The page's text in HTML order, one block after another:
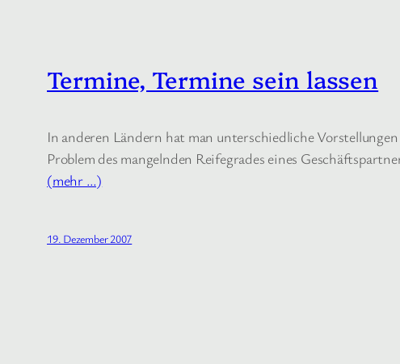
Termine, Termine sein lassen
In anderen Ländern hat man unterschiedliche
Problem des mangelnden Reifegrades eines
(mehr …)
19. Dezember 2007